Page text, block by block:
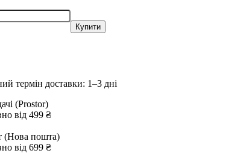
Купити
термін доставки: 1–3 дні
(Prostor)
від 499 ₴
(Нова пошта)
від 699 ₴